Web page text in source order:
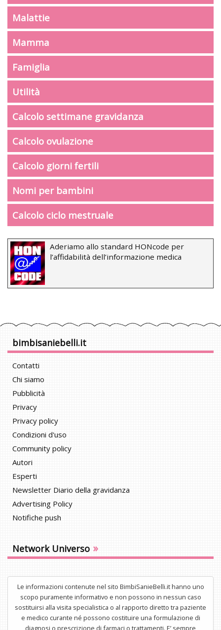
Malattie
Mamma
Famiglia
Utilità
Calcolo settimane gravidanza
Calcolo ovulazione
Calcolo giorni fertili
Nomi per bambini
Calcolo ciclo mestruale
Aderiamo allo standard HONcode per
l’affidabilità dell’informazione medica
bimbisaniebelli.it
Contatti
Chi siamo
Pubblicità
Privacy
Privacy policy
Condizioni d'uso
Community policy
Autori
Esperti
Newsletter Diario della gravidanza
Advertising Policy
Notifiche push
Network Universo »
Le informazioni contenute nel sito BimbiSanieBelli.it hanno uno
scopo puramente informativo e non possono in nessun caso
sostituirsi alla visita specialistica o al rapporto diretto tra paziente
e medico curante né possono costituire una formulazione di
diagnosi o prescrizione di farmaci o trattamenti. E’ sempre